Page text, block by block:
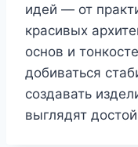
идей — от
красивых
основ и
добиваться
создавать
выглядят